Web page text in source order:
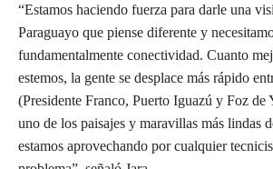
“Estamos haciendo fuerza para darle una
Paraguayo que piense diferente y
fundamentalmente conectividad. Cuanto
estemos, la gente se desplace más rápido
(Presidente Franco, Puerto Iguazú y Foz de
uno de los paisajes y maravillas más lindas
estamos aprovechando por cualquier